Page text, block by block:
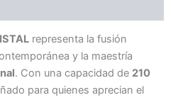
representa la fusión
y la maestría
. Con una capacidad de 210
para quienes aprecian el